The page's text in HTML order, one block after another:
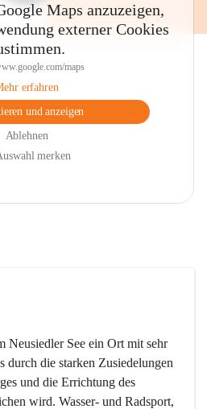
Maps anzuzeigen,
externer Cookies
maps
erfahren
und anzeigen
Ablehnen
merken
Neusiedler See ein Ort mit sehr
durch die starken Zusiedelungen
und die Errichtung des
wird. Wasser- und Radsport,